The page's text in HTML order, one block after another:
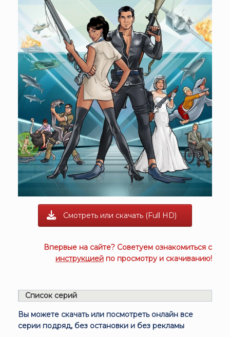
Смотреть или скачать (Full HD)
Впервые на сайте? Советуем ознакомиться с
инструкцией по просмотру и скачиванию!
Список серий
Вы можете скачать или посмотреть онлайн все
серии подряд, без остановки и без рекламы